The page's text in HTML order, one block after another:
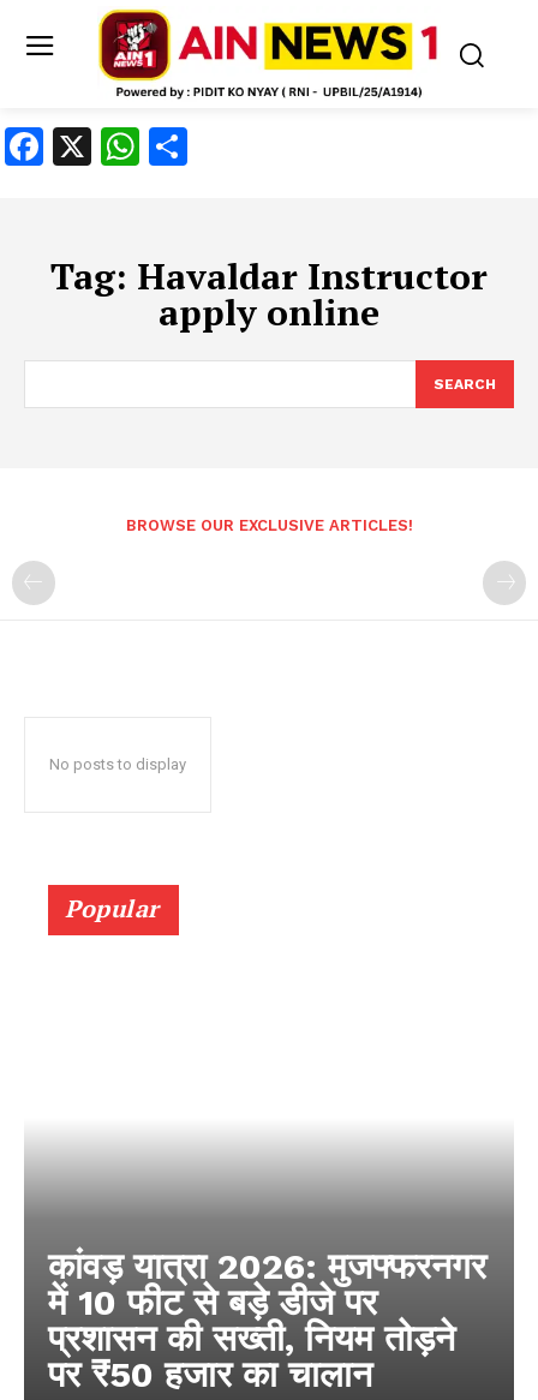
Facebook
X WhatsApp
Tag: Havaldar Instructor
apply online
SEARCH
BROWSE OUR EXCLUSIVE ARTICLES!
No posts to display
Popular
कांवड़ यात्रा 2026: मुजफ्फरनगर
में 10 फीट से बड़े डीजे पर
प्रशासन की सख्ती, नियम तोड़ने
पर ₹50 हजार का चालान